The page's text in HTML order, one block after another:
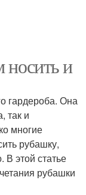
и
гардероба. Она
так и
многие
рубашку,
В этой статье
рубашки